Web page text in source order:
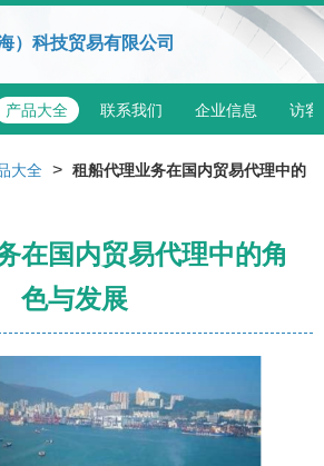
）科技贸易有限公司
产品大全 联系我们 企业信息 访客
大全 > 租船代理业务在国内贸易代理中的
在国内贸易代理中的角
色与发展